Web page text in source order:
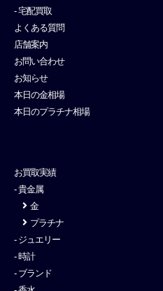
- 宅配買取
よくある質問
店舗案内
お問い合わせ
お知らせ
本日の金相場
本日のプラチナ相場
お買取実績
- 貴金属
金
プラチナ
- ジュエリー
- 時計
- ブランド